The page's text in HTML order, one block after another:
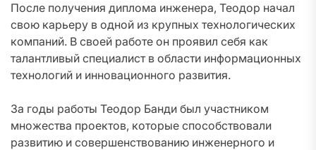
После получения диплома инженера, Теодор начал
свою карьеру в одной из крупных технологических
компаний. В своей работе он проявил себя как
талантливый специалист в области информационных
технологий и инновационного развития.
За годы работы Теодор Банди был участником
множества проектов, которые способствовали
развитию и совершенствованию инженерного и